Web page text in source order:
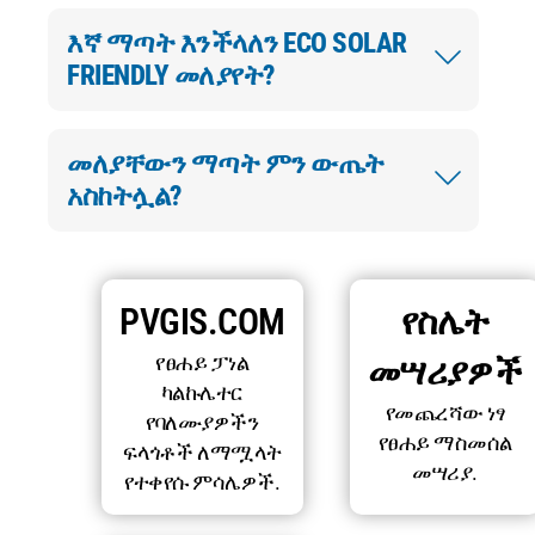
እኛ ማጣት እንችላለን ECO SOLAR
FRIENDLY መለያየት?
መለያቸውን ማጣት ምን ውጤት
አስከትሏል?
PVGIS.COM
የፀሐይ ፓነል
ካልኩሌተር
የባለሙያዎችን
ፍላጎቶች ለማሟላት
የተቀየሱ ምሳሌዎች.
የስሌት
መሣሪያዎች
የመጨረሻው ነፃ
የፀሐይ ማስመሰል
መሣሪያ.